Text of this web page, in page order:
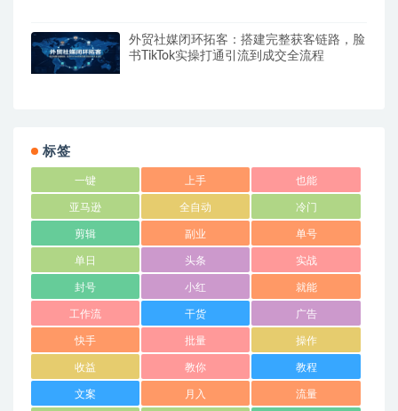
外贸社媒闭环拓客：搭建完整获客链路，脸
书TikTok实操打通引流到成交全流程
标签
一键 上手 也能
亚马逊 全自动 冷门
剪辑 副业 单号
单日 头条 实战
封号 小红 就能
工作流 干货 广告
快手 批量 操作
收益 教你 教程
文案 月入 流量